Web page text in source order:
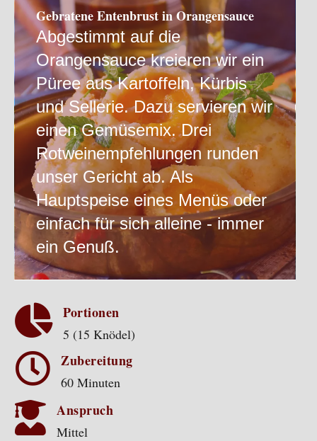
Gebratene Entenbrust in Orangensauce
Abgestimmt auf die
Orangensauce kreieren wir ein
Püree aus Kartoffeln, Kürbis
und Sellerie. Dazu servieren wir
einen Gemüsemix. Drei
Rotweinempfehlungen runden
unser Gericht ab. Als
Hauptspeise eines Menüs oder
einfach für sich alleine - immer
ein Genuß.
 Portionen
5 (15 Knödel)
 Zubereitung
60 Minuten
 Anspruch
Mittel